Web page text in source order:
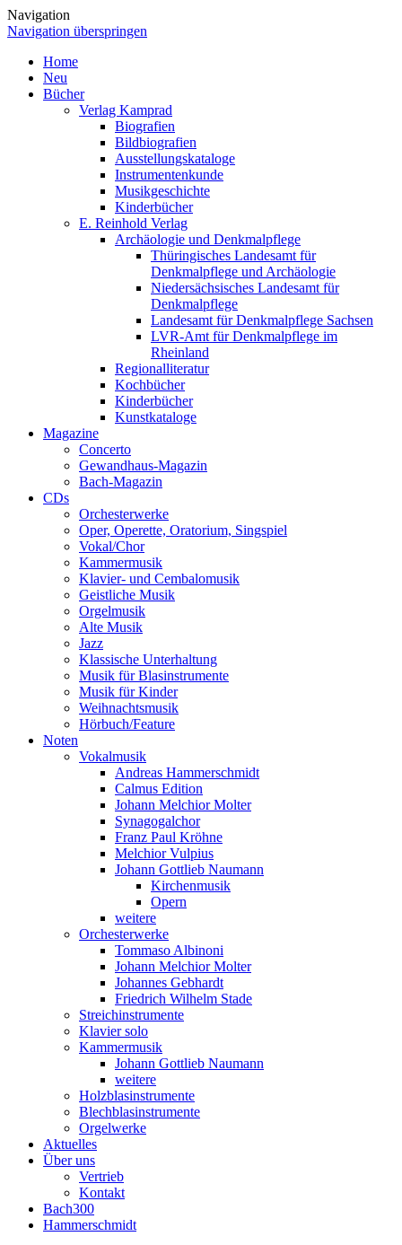
Navigation
Navigation überspringen
Home
Neu
Bücher
Verlag Kamprad
Biografien
Bildbiografien
Ausstellungskataloge
Instrumentenkunde
Musikgeschichte
Kinderbücher
E. Reinhold Verlag
Archäologie und Denkmalpflege
Thüringisches Landesamt für
Denkmalpflege und Archäologie
Niedersächsisches Landesamt für
Denkmalpflege
Landesamt für Denkmalpflege Sachsen
LVR-Amt für Denkmalpflege im
Rheinland
Regionalliteratur
Kochbücher
Kinderbücher
Kunstkataloge
Magazine
Concerto
Gewandhaus-Magazin
Bach-Magazin
CDs
Orchesterwerke
Oper, Operette, Oratorium, Singspiel
Vokal/Chor
Kammermusik
Klavier- und Cembalomusik
Geistliche Musik
Orgelmusik
Alte Musik
Jazz
Klassische Unterhaltung
Musik für Blasinstrumente
Musik für Kinder
Weihnachtsmusik
Hörbuch/Feature
Noten
Vokalmusik
Andreas Hammerschmidt
Calmus Edition
Johann Melchior Molter
Synagogalchor
Franz Paul Kröhne
Melchior Vulpius
Johann Gottlieb Naumann
Kirchenmusik
Opern
weitere
Orchesterwerke
Tommaso Albinoni
Johann Melchior Molter
Johannes Gebhardt
Friedrich Wilhelm Stade
Streichinstrumente
Klavier solo
Kammermusik
Johann Gottlieb Naumann
weitere
Holzblasinstrumente
Blechblasinstrumente
Orgelwerke
Aktuelles
Über uns
Vertrieb
Kontakt
Bach300
Hammerschmidt